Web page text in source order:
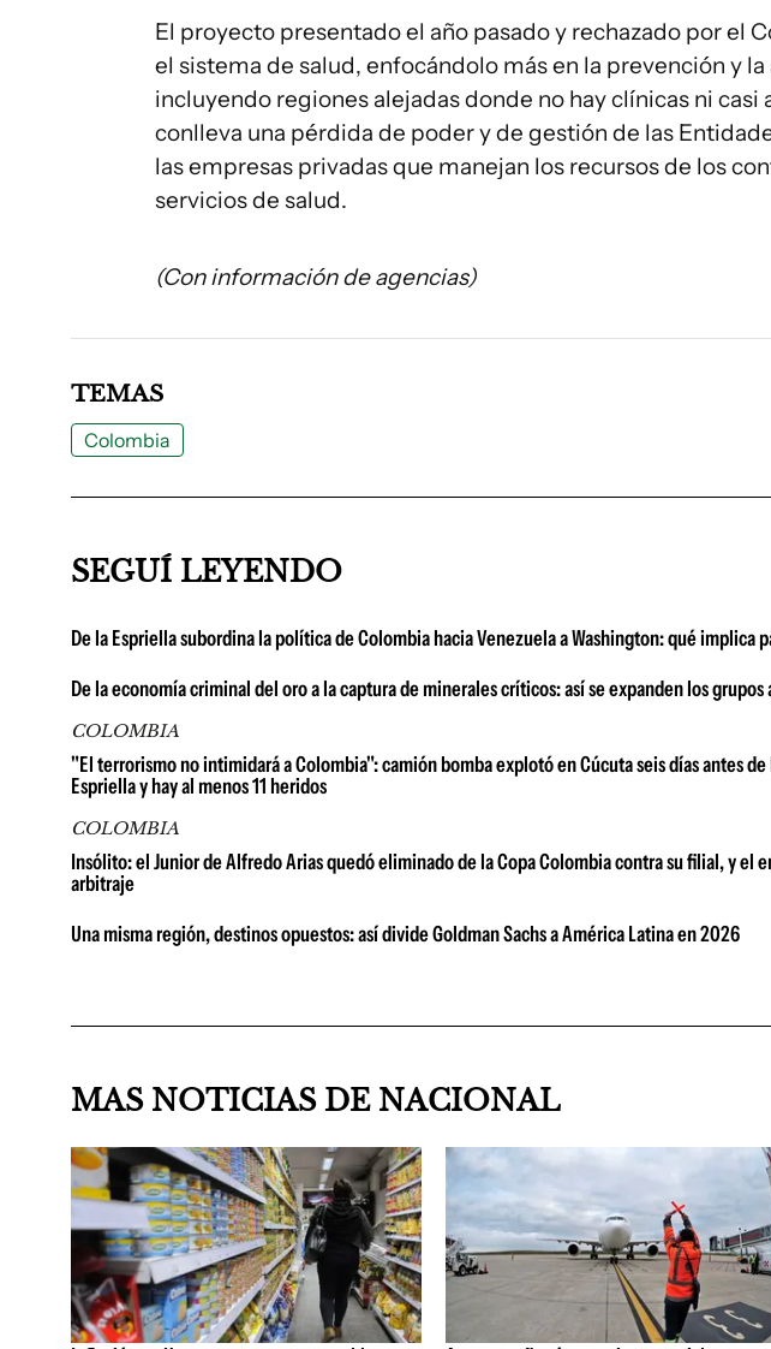
El proyecto presentado el año pasado y rechazado por el
el sistema de salud, enfocándolo más en la prevención y
incluyendo regiones alejadas donde no hay clínicas ni
conlleva una pérdida de poder y de gestión de las
las empresas privadas que manejan los recursos de los
servicios de salud.
(Con información de agencias)
TEMAS
Colombia
SEGUÍ LEYENDO
De la Espriella subordina la política de Colombia hacia Venezuela a Washington: qué implica
De la economía criminal del oro a la captura de minerales críticos: así se expanden los grupos
COLOMBIA
"El terrorismo no intimidará a Colombia": camión bomba explotó en Cúcuta seis días antes
Espriella y hay al menos 11 heridos
COLOMBIA
Insólito: el Junior de Alfredo Arias quedó eliminado de la Copa Colombia contra su filial, y el
arbitraje
Una misma región, destinos opuestos: así divide Goldman Sachs a América Latina en 2026
MAS NOTICIAS DE NACIONAL